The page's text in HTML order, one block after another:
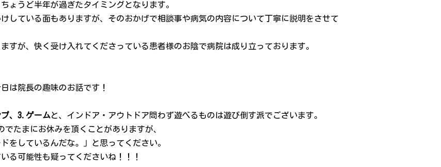
ょうど半年が過ぎたタイミングとなります。
している面もありますが、そのおかげで相談事や病気の内容について丁寧に説明をさせて
すが、快く受け入れてくださっている患者様のお陰で病院は成り立っております。
は院長の趣味のお話です！
、3.ゲームと、インドア・アウトドア問わず遊べるものは遊び倒す派でございます。
たまにお休みを頂くことがありますが、
をしているんだな。」と思ってください。
る可能性も疑ってくださいね！！！